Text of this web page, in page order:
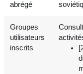
abrégé
Groupes
utilisateurs
inscrits